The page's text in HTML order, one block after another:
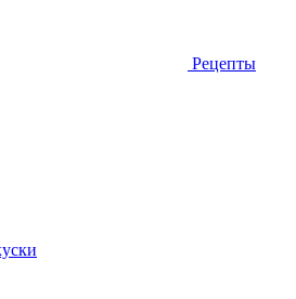
Рецепты